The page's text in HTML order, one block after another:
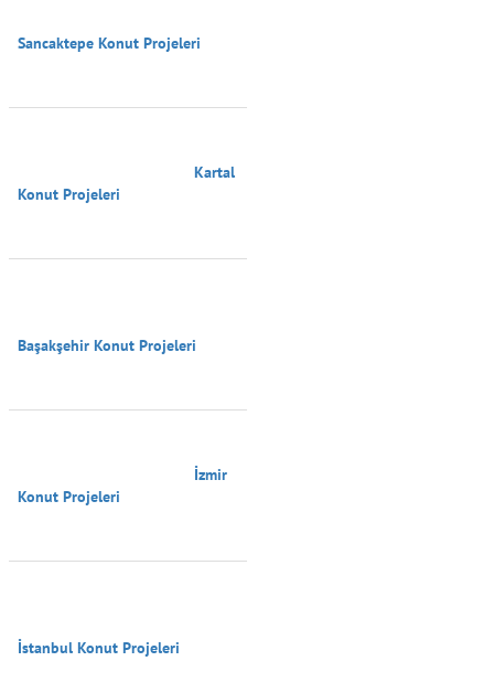
Sancaktepe Konut Projeleri
Konut Projeleri
Başakşehir Konut Projeleri
Konut Projeleri
İstanbul Konut Projeleri